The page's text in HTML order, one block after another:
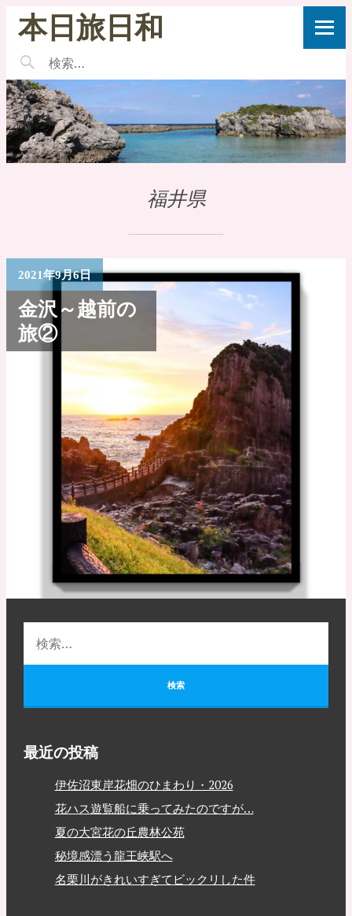
本日旅日和
福井県
2021年9月6日
金沢～越前の
旅②
最近の投稿
伊佐沼東岸花畑のひまわり・2026
花ハス遊覧船に乗ってみたのですが…
夏の大宮花の丘農林公苑
秘境感漂う龍王峡駅へ
名栗川がきれいすぎてビックリした件